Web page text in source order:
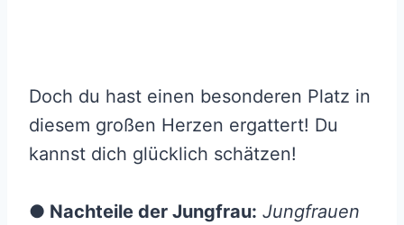
Doch du hast einen besonderen Platz in
diesem großen Herzen ergattert! Du
kannst dich glücklich schätzen!
● Nachteile der Jungfrau: Jungfrauen